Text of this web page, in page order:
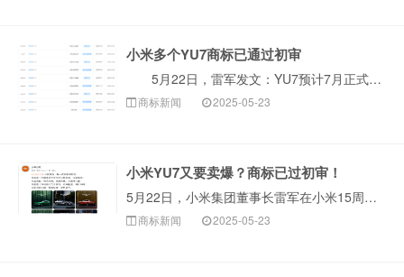
小米多个YU7商标已通过初审
5月22日，雷军发文：YU7预计7月正式上市，今晚预发布会，不会公布正式价钱，也不会开启小定。 构卓企服查询显示，小米科技有限责任公司已申请注册···
商标新闻 2025-05-23
小米YU7又要卖爆？商标已过初审！
5月22日，小米集团董事长雷军在小米15周年战略新品发布会上宣布，小米YU 7正式发布，定位 “豪华高性能SUV”。在最受关注···
商标新闻 2025-05-23